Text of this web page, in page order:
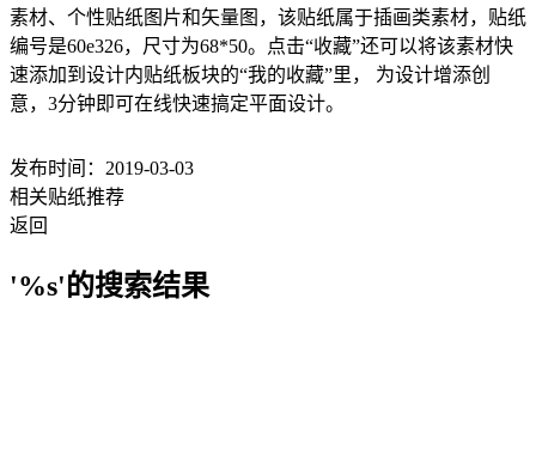
素材、个性贴纸图片和矢量图，该贴纸属于插画类素材，贴纸
编号是60e326，尺寸为68*50。点击“收藏”还可以将该素材快
速添加到设计内贴纸板块的“我的收藏”里， 为设计增添创
意，3分钟即可在线快速搞定平面设计。
发布时间：2019-03-03
相关贴纸推荐
返回
'%s'的搜索结果